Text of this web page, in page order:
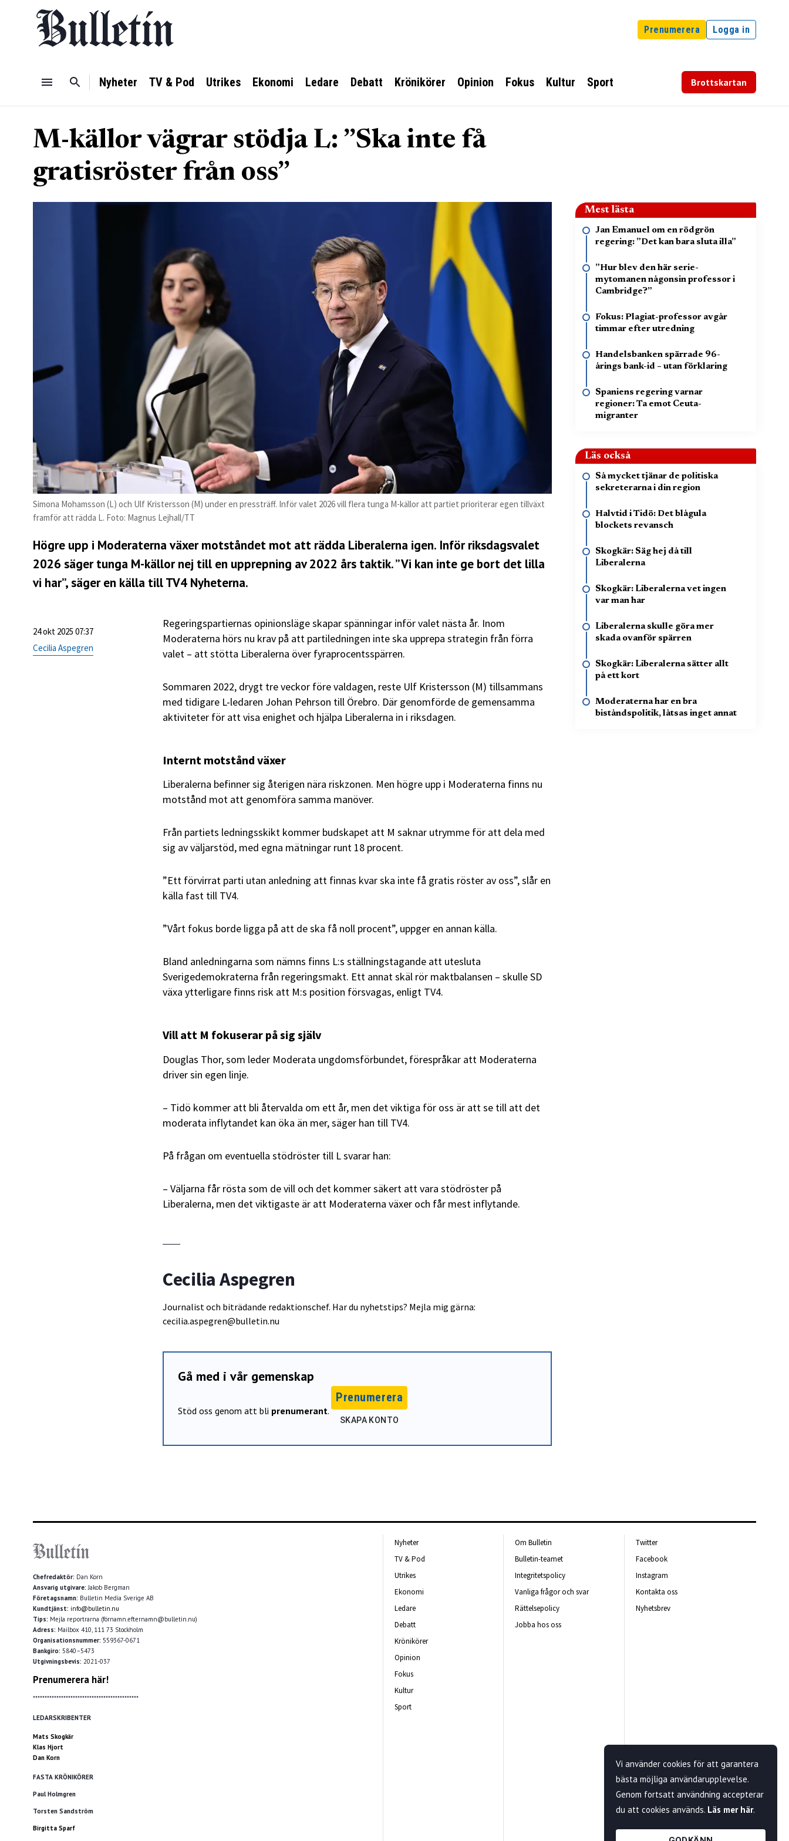
Prenumerera Logga in
Nyheter TV & Pod Utrikes Ekonomi Ledare Debatt Krönikörer Opinion Fokus Kultur Sport Brottskartan
M-källor vägrar stödja L: ”Ska inte få
gratisröster från oss”
Simona Mohamsson (L) och Ulf Kristersson (M) under en pressträff. Inför valet 2026 vill flera tunga M-källor att partiet prioriterar egen tillväxt
framför att rädda L. Foto: Magnus Lejhall/TT
Högre upp i Moderaterna växer motståndet mot att rädda Liberalerna igen. Inför riksdagsvalet
2026 säger tunga M-källor nej till en upprepning av 2022 års taktik. ”Vi kan inte ge bort det lilla
vi har”, säger en källa tillTV4 Nyheterna.
24 okt 2025 07:37
Cecilia Aspegren
Regeringspartiernas opinionsläge skapar spänningar inför valet nästa år. Inom
Moderaterna hörs nu krav på att partiledningen inte ska upprepa strategin från förra
valet – att stötta Liberalerna över fyraprocentsspärren.
Sommaren 2022, drygt tre veckor före valdagen, reste Ulf Kristersson (M) tillsammans
med tidigare L-ledaren Johan Pehrson till Örebro. Där genomförde de gemensamma
aktiviteter för att visa enighet och hjälpa Liberalerna in i riksdagen.
Internt motstånd växer
Liberalerna befinner sig återigen nära riskzonen. Men högre upp i Moderaterna finns nu
motstånd mot att genomföra samma manöver.
Från partiets ledningsskikt kommer budskapet att M saknar utrymme för att dela med
sig av väljarstöd, med egna mätningar runt 18 procent.
”Ett förvirrat parti utan anledning att finnas kvar ska inte få gratis röster av oss”, slår en
källa fast till TV4.
”Vårt fokus borde ligga på att de ska få noll procent”, uppger en annan källa.
Bland anledningarna som nämns finns L:s ställningstagande att utesluta
Sverigedemokraterna från regeringsmakt. Ett annat skäl rör maktbalansen – skulle SD
växa ytterligare finns risk att M:s position försvagas, enligt TV4.
Vill att M fokuserar på sig själv
Douglas Thor, som leder Moderata ungdomsförbundet, förespråkar att Moderaterna
driver sin egen linje.
– Tidö kommer att bli återvalda om ett år, men det viktiga för oss är att se till att det
moderata inflytandet kan öka än mer, säger han till TV4.
På frågan om eventuella stödröster till L svarar han:
– Väljarna får rösta som de vill och det kommer säkert att vara stödröster på
Liberalerna, men det viktigaste är att Moderaterna växer och får mest inflytande.
Cecilia Aspegren
Journalist och biträdande redaktionschef. Har du nyhetstips? Mejla mig gärna:
cecilia.aspegren@bulletin.nu
Gå med i vår gemenskap
Stöd oss genom att bli prenumerant.
Prenumerera
SKAPA KONTO
Mest lästa
Jan Emanuel om en rödgrön
regering: ”Det kan bara sluta illa”
”Hur blev den här serie-
mytomanen någonsin professor i
Cambridge?”
Fokus: Plagiat-professor avgår
timmar efter utredning
Handelsbanken spärrade 96-
årings bank-id – utan förklaring
Spaniens regering varnar
regioner: Ta emot Ceuta-
migranter
Läs också
Så mycket tjänar de politiska
sekreterarna i din region
Halvtid i Tidö: Det blågula
blockets revansch
Skogkär: Säg hej då till
Liberalerna
Skogkär: Liberalerna vet ingen
var man har
Liberalerna skulle göra mer
skada ovanför spärren
Skogkär: Liberalerna sätter allt
på ett kort
Moderaterna har en bra
biståndspolitik, låtsas inget annat
Chefredaktör: Dan Korn
Ansvarig utgivare: Jakob Bergman
Företagsnamn: Bulletin Media Sverige AB
Kundtjänst: info@bulletin.nu
Tips: Mejla reportrarna (förnamn.efternamn@bulletin.nu)
Adress: Mailbox 410, 111 73 Stockholm
Organisationsnummer: 559367-0671
Bankgiro: 5840–5473
Utgivningsbevis: 2021-037
Prenumerera här!
*********************************************
LEDARSKRIBENTER
Mats Skogkär
Klas Hjort
Dan Korn
FASTA KRÖNIKÖRER
Paul Holmgren
Torsten Sandström
Birgitta Sparf
Nyheter
TV & Pod
Utrikes
Ekonomi
Ledare
Debatt
Krönikörer
Opinion
Fokus
Kultur
Sport
Om Bulletin
Bulletin-teamet
Integritetspolicy
Vanliga frågor och svar
Rättelsepolicy
Jobba hos oss
Twitter
Facebook
Instagram
Kontakta oss
Nyhetsbrev
Vi använder cookies för att garantera
bästa möjliga användarupplevelse.
Genom fortsatt användning accepterar
du att cookies används. Läs mer här.